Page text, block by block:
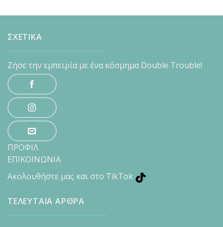
ΣΧΕΤΙΚΑ
Ζήσε την εμπειρία με ένα κόσμημα Double Trouble!
ΠΡΟΦΙΛ
ΕΠΙΚΟΙΝΩΝΙΑ
Ακολουθήστε μας και στο TikTok
ΤΕΛΕΥΤΑΙΑ ΑΡΘΡΑ